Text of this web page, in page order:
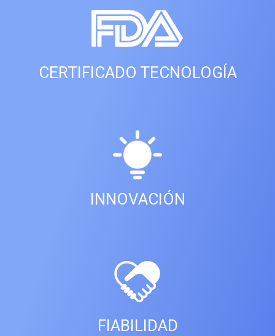
CERTIFICADO TECNOLOGÍA
INNOVACIÓN
FIABILIDAD